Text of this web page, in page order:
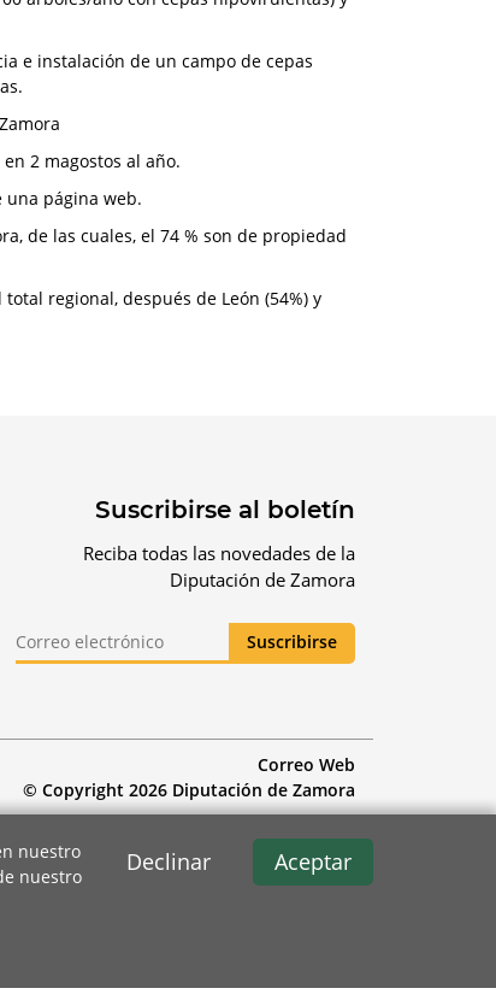
e instalación de un campo de cepas
2 magostos al año.
una página web.
de las cuales, el 74 % son de propiedad
regional, después de León (54%) y
Suscribirse al boletín
Reciba todas las novedades de la
Diputación de Zamora
Correo Web
© Copyright 2026 Diputación de Zamora
Declinar Aceptar
nuestro
nuestro